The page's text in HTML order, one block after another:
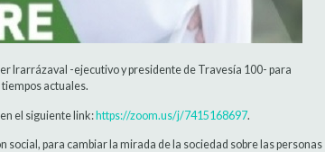
Irarrázaval -ejecutivo y presidente de Travesía 100- para
actuales.
el siguiente link:https://zoom.us/j/7415168697.
para cambiar la mirada de la sociedad sobre las personas